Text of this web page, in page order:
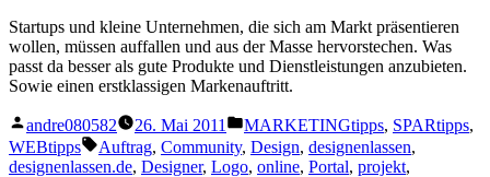
Startups und kleine Unternehmen, die sich am Markt präsentieren
wollen, müssen auffallen und aus der Masse hervorstechen. Was
passt da besser als gute Produkte und Dienstleistungen anzubieten.
Sowie einen erstklassigen Markenauftritt.
Veröffentlicht
von
andre080582 26. Mai 2011
Veröffentlicht
unter
MARKETINGtipps, SPARtipps,
WEBtipps
Schlagwörter:
Auftrag, Community, Design, designenlassen,
designenlassen.de, Designer, Logo, online, Portal, projekt,